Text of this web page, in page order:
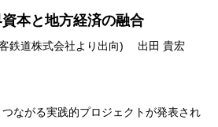
資本と地方経済の融合
鉄道株式会社より出向) 出田 貴宏
ながる実践的プロジェクトが発表され